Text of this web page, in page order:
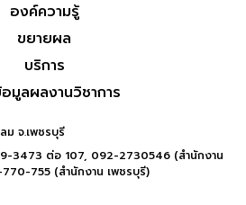
องค์ความรู้
ขยายผล
บริการ
มูลผลงานวิชาการ
ม จ.เพชรบุรี
3473 ต่อ 107, 092-2730546 (สำนักงาน
755 (สำนักงาน เพชรบุรี)